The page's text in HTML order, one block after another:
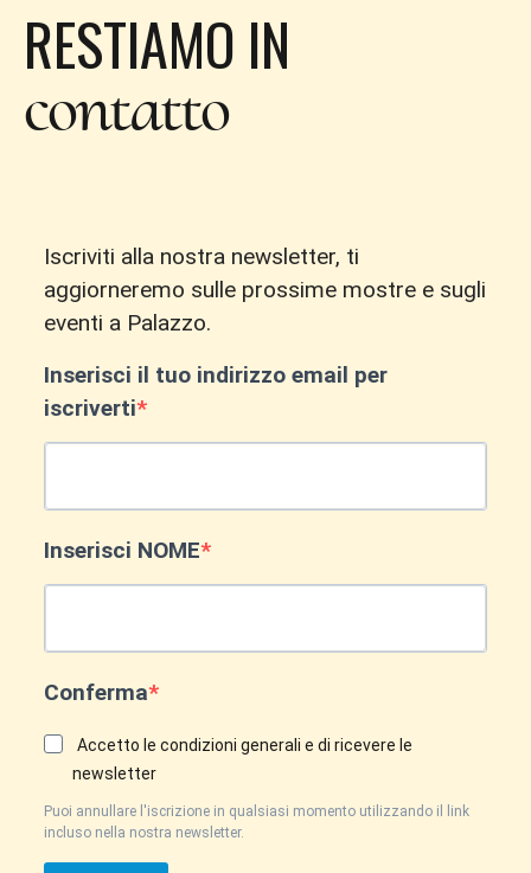
RESTIAMO IN
contatto
Iscriviti alla nostra newsletter, ti
aggiorneremo sulle prossime mostre e sugli
eventi a Palazzo.
Inserisci il tuo indirizzo email per
iscriverti
Inserisci NOME
Conferma
Accetto le condizioni generali e di ricevere le
newsletter
Puoi annullare l'iscrizione in qualsiasi momento utilizzando il link
incluso nella nostra newsletter.